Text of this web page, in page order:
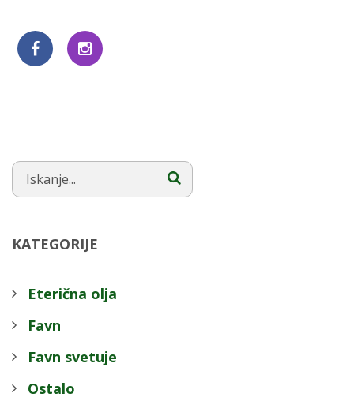
KATEGORIJE
Eterična olja
Favn
Favn svetuje
Ostalo